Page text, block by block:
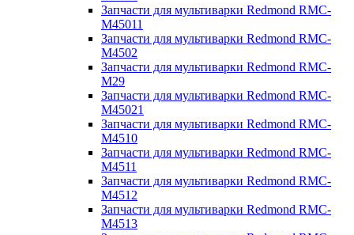
Запчасти для мультиварки Redmond RMC-
M45011
Запчасти для мультиварки Redmond RMC-
M4502
Запчасти для мультиварки Redmond RMC-
M29
Запчасти для мультиварки Redmond RMC-
M45021
Запчасти для мультиварки Redmond RMC-
M4510
Запчасти для мультиварки Redmond RMC-
M4511
Запчасти для мультиварки Redmond RMC-
M4512
Запчасти для мультиварки Redmond RMC-
M4513